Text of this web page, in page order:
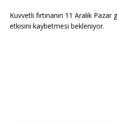
Kuvvetli fırtınanın 11 Aralık
etkisini kaybetmesi bekleniyor.